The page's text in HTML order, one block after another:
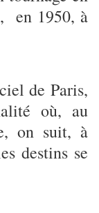
en 1950, à
de Paris,
où, au
on suit, à
destins se